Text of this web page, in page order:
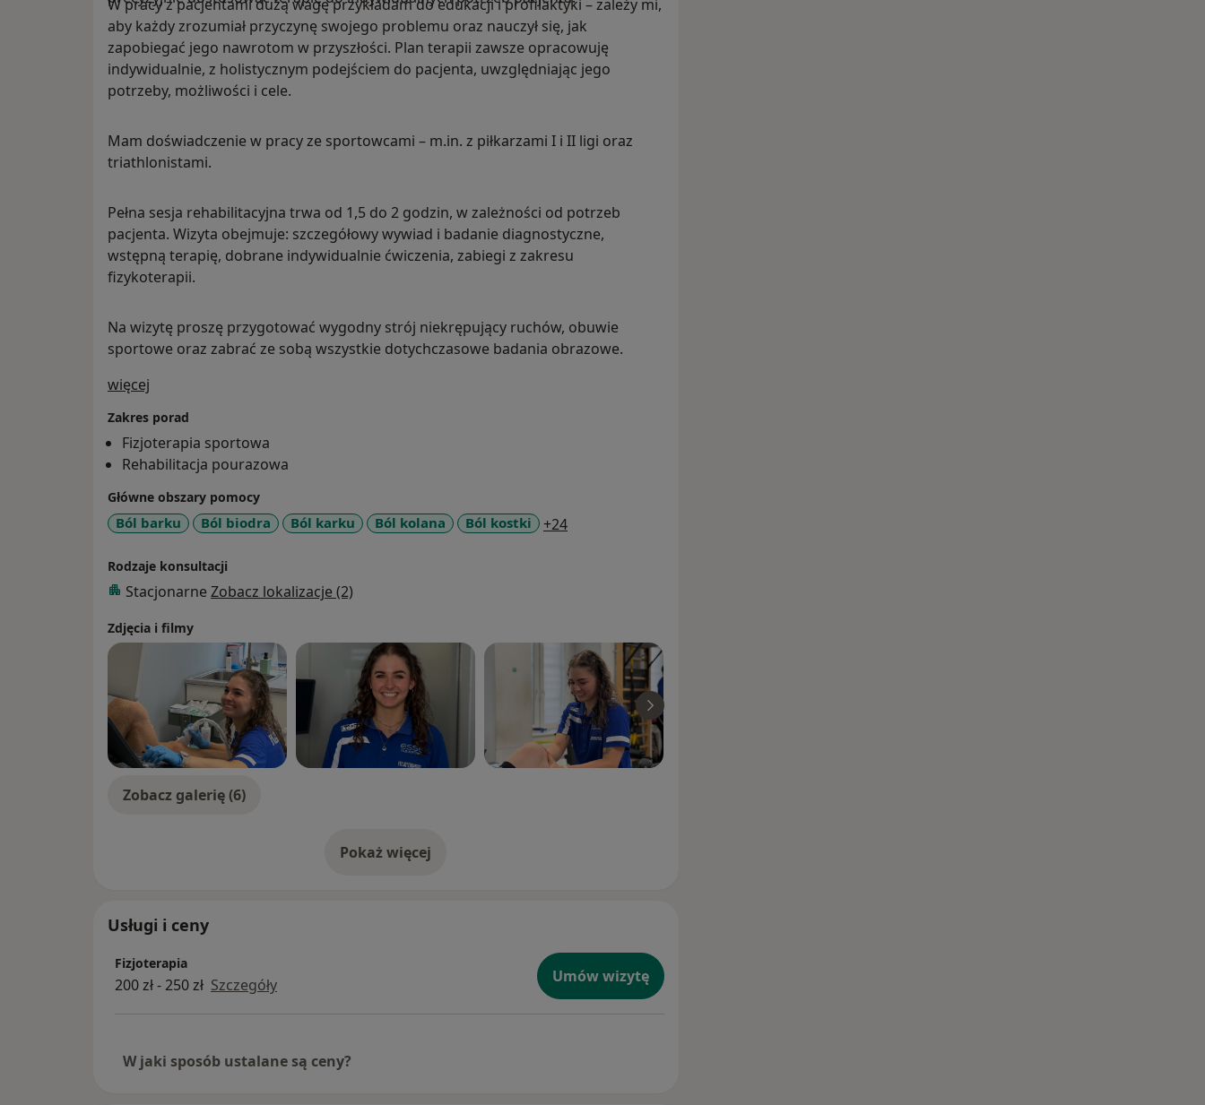
W pracy z pacjentami dużą wagę przykładam do edukacji i profilaktyki – zależy mi,
aby każdy zrozumiał przyczynę swojego problemu oraz nauczył się, jak
zapobiegać jego nawrotom w przyszłości. Plan terapii zawsze opracowuję
indywidualnie, z holistycznym podejściem do pacjenta, uwzględniając jego
potrzeby, możliwości i cele.
Mam doświadczenie w pracy ze sportowcami – m.in. z piłkarzami I i II ligi oraz
triathlonistami.
Pełna sesja rehabilitacyjna trwa od 1,5 do 2 godzin, w zależności od potrzeb
pacjenta. Wizyta obejmuje: szczegółowy wywiad i badanie diagnostyczne,
wstępną terapię, dobrane indywidualnie ćwiczenia, zabiegi z zakresu
fizykoterapii.
Na wizytę proszę przygotować wygodny strój niekrępujący ruchów, obuwie
sportowe oraz zabrać ze sobą wszystkie dotychczasowe badania obrazowe.
więcej
Zakres porad
Fizjoterapia sportowa
Rehabilitacja pourazowa
Główne obszary pomocy
Ból barku Ból biodra Ból karku Ból kolana Ból kostki +24a11y_sr_more_diseases
Rodzaje konsultacji
Stacjonarne Zobacz lokalizacje (2)
Zdjęcia i filmy
Zobacz galerię (6)
Pokaż więcejo doświadczeniu
Usługi i ceny
Fizjoterapia
200 zł - 250 zł Szczegóły Umów wizytę
W jaki sposób ustalane są ceny?